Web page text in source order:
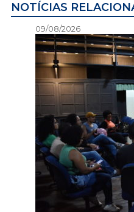
NOTÍCIAS
09/08/2026